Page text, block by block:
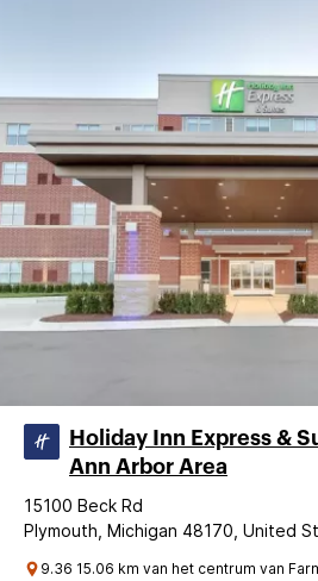
Holiday Inn Express &
Ann Arbor Area
15100 Beck Rd
Plymouth, Michigan 48170, United
9.36 15.06 km van het centrum van